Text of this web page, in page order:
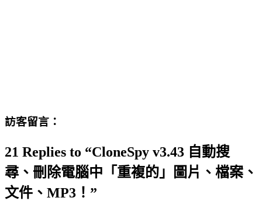
訪客留言：
21 Replies to “CloneSpy v3.43 自動搜
尋、刪除電腦中「重複的」圖片、檔案、
文件、MP3！”